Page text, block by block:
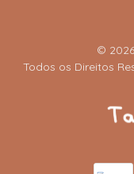
©
Todos os Direitos